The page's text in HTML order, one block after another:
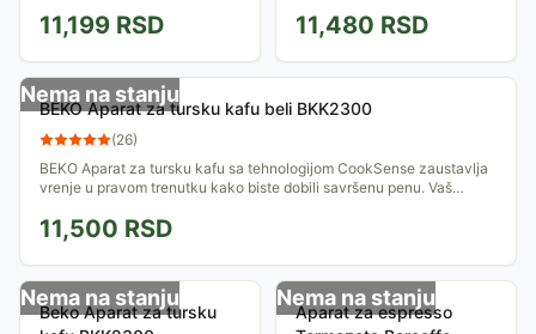
11,199 RSD 11,480 RSD
Nema na stanju
BEKO Aparat za tursku kafu beli BKK2300
(26)
BEKO Aparat za tursku kafu sa tehnologijom CookSense zaustavlja
vrenje u pravom trenutku kako biste dobili savršenu penu. Vaš
11,500 RSD
Nema na stanju
Beko Aparat za tursku
Nema na stanju
Aparat za espresso